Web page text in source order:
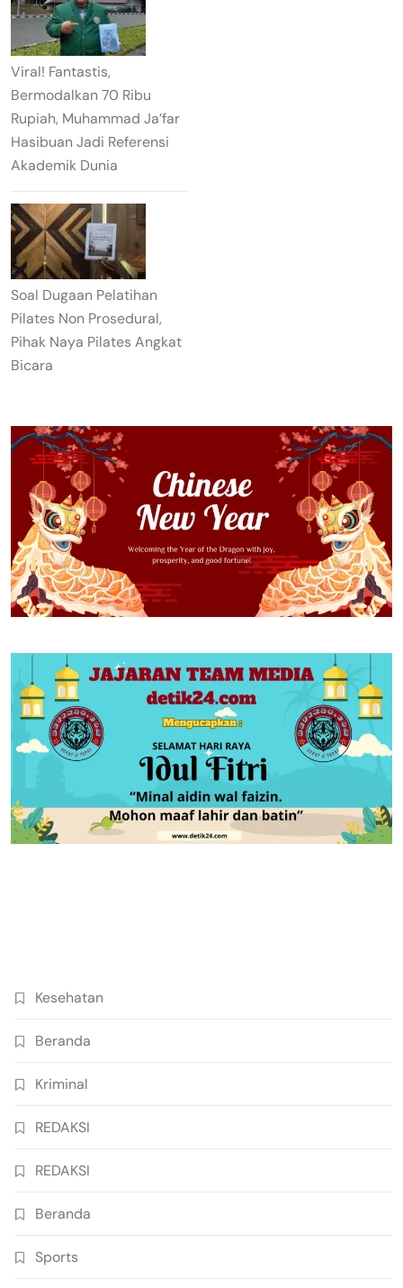
Viral! Fantastis,
Bermodalkan 70 Ribu
Rupiah, Muhammad Ja’far
Hasibuan Jadi Referensi
Akademik Dunia
Soal Dugaan Pelatihan
Pilates Non Prosedural,
Pihak Naya Pilates Angkat
Bicara
Kesehatan
Beranda
Kriminal
REDAKSI
REDAKSI
Beranda
Sports